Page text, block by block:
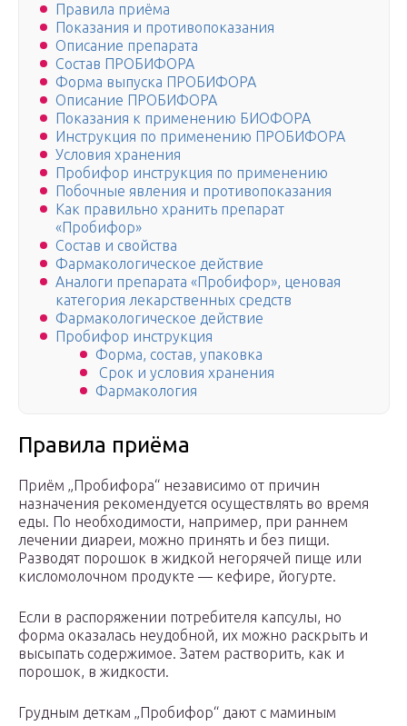
Правила приёма
Показания и противопоказания
Описание препарата
Состав ПРОБИФОРА
Форма выпуска ПРОБИФОРА
Описание ПРОБИФОРА
Показания к применению БИОФОРА
Инструкция по применению ПРОБИФОРА
Условия хранения
Пробифор инструкция по применению
Побочные явления и противопоказания
Как правильно хранить препарат
«Пробифор»
Состав и свойства
Фармакологическое действие
Аналоги препарата «Пробифор», ценовая
категория лекарственных средств
Фармакологическое действие
Пробифор инструкция
Форма, состав, упаковка
Срок и условия хранения
Фармакология
Правила приёма
Приём „Пробифора“ независимо от причин
назначения рекомендуется осуществлять во время
еды. По необходимости, например, при раннем
лечении диареи, можно принять и без пищи.
Разводят порошок в жидкой негорячей пище или
кисломолочном продукте — кефире, йогурте.
Если в распоряжении потребителя капсулы, но
форма оказалась неудобной, их можно раскрыть и
высыпать содержимое. Затем растворить, как и
порошок, в жидкости.
Грудным деткам „Пробифор“ дают с маминым